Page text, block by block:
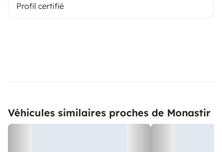
Profil certifié
Véhicules similaires proches de Monastir